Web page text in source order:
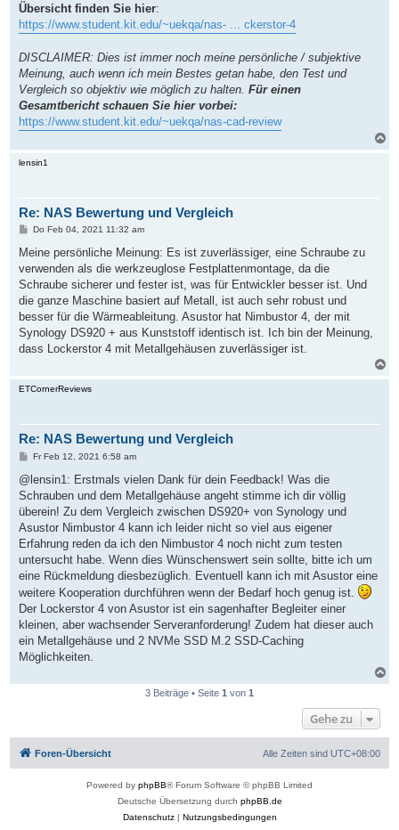
Übersicht finden Sie hier:
https://www.student.kit.edu/~uekqa/nas- ... ckerstor-4
DISCLAIMER: Dies ist immer noch meine persönliche / subjektive
Meinung, auch wenn ich mein Bestes getan habe, den Test und
Vergleich so objektiv wie möglich zu halten. Für einen
Gesamtbericht schauen Sie hier vorbei:
https://www.student.kit.edu/~uekqa/nas-cad-review
a
lensin1
Re: NAS Bewertung und Vergleich
B
i
r
a
Do Feb 04, 2021 11:32 am
Meine persönliche Meinung: Es ist zuverlässiger, eine Schraube zu
verwenden als die werkzeuglose Festplattenmontage, da die
Schraube sicherer und fester ist, was für Entwickler besser ist. Und
die ganze Maschine basiert auf Metall, ist auch sehr robust und
besser für die Wärmeableitung. Asustor hat Nimbustor 4, der mit
Synology DS920 + aus Kunststoff identisch ist. Ich bin der Meinung,
dass Lockerstor 4 mit Metallgehäusen zuverlässiger ist.
ETCornerReviews
Re: NAS Bewertung und Vergleich
B
i
r
a
Fr Feb 12, 2021 6:58 am
@lensin1: Erstmals vielen Dank für dein Feedback! Was die
Schrauben und dem Metallgehäuse angeht stimme ich dir völlig
überein! Zu dem Vergleich zwischen DS920+ von Synology und
Asustor Nimbustor 4 kann ich leider nicht so viel aus eigener
Erfahrung reden da ich den Nimbustor 4 noch nicht zum testen
untersucht habe. Wenn dies Wünschenswert sein sollte, bitte ich um
eine Rückmeldung diesbezüglich. Eventuell kann ich mit Asustor eine
weitere Kooperation durchführen wenn der Bedarf hoch genug ist.
Der Lockerstor 4 von Asustor ist ein sagenhafter Begleiter einer
kleinen, aber wachsender Serveranforderung! Zudem hat dieser auch
ein Metallgehäuse und 2 NVMe SSD M.2 SSD-Caching
Möglichkeiten.
a
3 Beiträge • Seite 1 von 1
Gehe zu
Foren-Übersicht Alle Zeiten sind UTC+08:00
Powered by phpBB® Forum Software © phpBB Limited
Deutsche Übersetzung durch phpBB.de
Datenschutz| Nutzungsbedingungen